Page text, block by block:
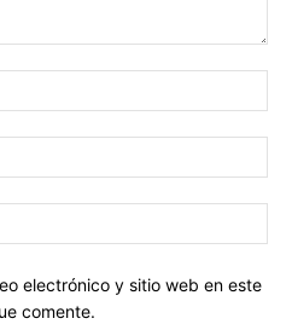
electrónico y sitio web en este
comente.